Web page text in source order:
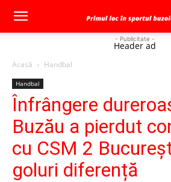
- Publicitate -
Header ad
Acasă Handbal
Handbal
Înfrângere
Buzău a pierdut
cu CSM 2
goluri diferență